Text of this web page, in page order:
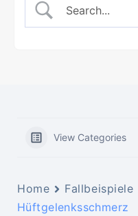
View Categories
Home Fallbeispiele
Hüftgelenksschmerz